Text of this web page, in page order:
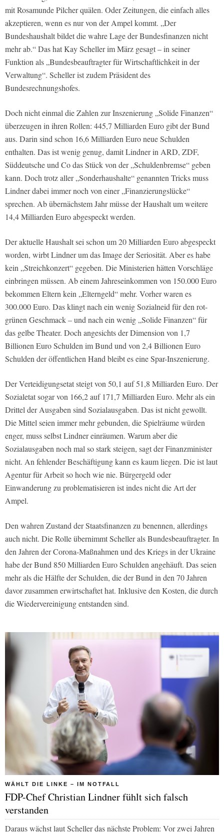
mit Rosamunde Pilcher quälen. Oder Zeitungen, die einfach alles
akzeptieren, wenn es nur von der Ampel kommt. „Der
Bundeshaushalt bildet die wahre Lage der Bundesfinanzen nicht
mehr ab.“ Das hat Kay Scheller im März gesagt – in seiner
Funktion als „Bundesbeauftragter für Wirtschaftlichkeit in der
Verwaltung“. Scheller ist zudem Präsident des
Bundesrechnungshofes.
Doch nicht einmal die Zahlen zur Inszenierung „Solide Finanzen“
überzeugen in ihren Rollen: 445,7 Milliarden Euro gibt der Bund
aus. Darin sind schon 16,6 Milliarden Euro neue Schulden
enthalten. Das ist wenig genug, damit Lindner in ARD, ZDF,
Süddeutsche und Co das Stück von der „Schuldenbremse“ geben
kann. Doch trotz aller „Sonderhaushalte“ genannten Tricks muss
Lindner dabei immer noch von einer „Finanzierungslücke“
sprechen. Ab übernächstem Jahr müsse der Haushalt um weitere
14,4 Milliarden Euro abgespeckt werden.
Der aktuelle Haushalt sei schon um 20 Milliarden Euro abgespeckt
worden, wirbt Lindner um das Image der Seriosität. Aber es habe
kein „Streichkonzert“ gegeben. Die Ministerien hätten Vorschläge
einbringen müssen. Ab einem Jahreseinkommen von 150.000 Euro
bekommen Eltern kein „Elterngeld“ mehr. Vorher waren es
300.000 Euro. Das klingt nach ein wenig Sozialneid für den rot-
grünen Geschmack – und nach ein wenig „Solide Finanzen“ für
das gelbe Theater. Doch angesichts der Dimension von 1,7
Billionen Euro Schulden im Bund und von 2,4 Billionen Euro
Schulden der öffentlichen Hand bleibt es eine Spar-Inszenierung.
Der Verteidigungsetat steigt von 50,1 auf 51,8 Milliarden Euro. Der
Sozialetat sogar von 166,2 auf 171,7 Milliarden Euro. Mehr als ein
Drittel der Ausgaben sind Sozialausgaben. Das ist nicht gewollt.
Die Mittel seien immer mehr gebunden, die Spielräume würden
enger, muss selbst Lindner einräumen. Warum aber die
Sozialausgaben noch mal so stark steigen, sagt der Finanzminister
nicht. An fehlender Beschäftigung kann es kaum liegen. Die ist laut
Agentur für Arbeit so hoch wie nie. Bürgergeld oder
Einwanderung zu problematisieren ist indes nicht die Art der
Ampel.
Den wahren Zustand der Staatsfinanzen zu benennen, allerdings
auch nicht. Die Rolle übernimmt Scheller als Bundesbeauftragter. In
den Jahren der Corona-Maßnahmen und des Kriegs in der Ukraine
habe der Bund 850 Milliarden Euro Schulden angehäuft. Das seien
mehr als die Hälfte der Schulden, die der Bund in den 70 Jahren
davor zusammen erwirtschaftet hat. Inklusive den Kosten, die durch
die Wiedervereinigung entstanden sind.
WÄHLT DIE LINKE – IM NOTFALL
FDP-Chef Christian Lindner fühlt sich falsch
verstanden
Daraus wächst laut Scheller das nächste Problem: Vor zwei Jahren